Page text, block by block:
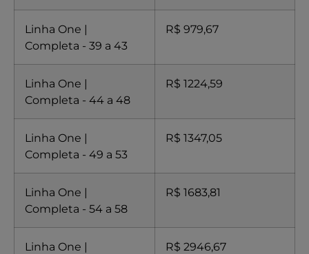
Linha One |
Completa - 39 a 43
R$ 979,67
Linha One |
Completa - 44 a 48
R$ 1224,59
Linha One |
Completa - 49 a 53
R$ 1347,05
Linha One |
Completa - 54 a 58
R$ 1683,81
Linha One |
R$ 2946,67